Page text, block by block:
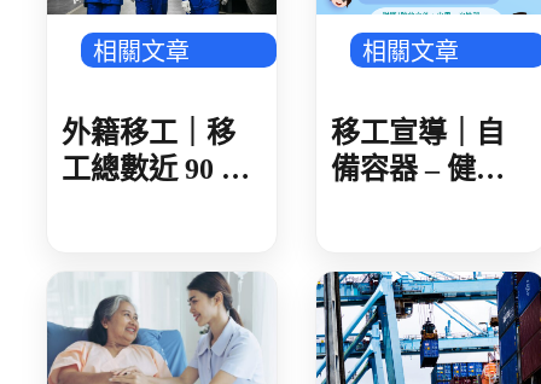
相關文章
外籍移工｜移
工總數近 90 萬
頭 金屬、機械
傳產回溫
相關文章
移工宣導｜自
備容器 – 健康